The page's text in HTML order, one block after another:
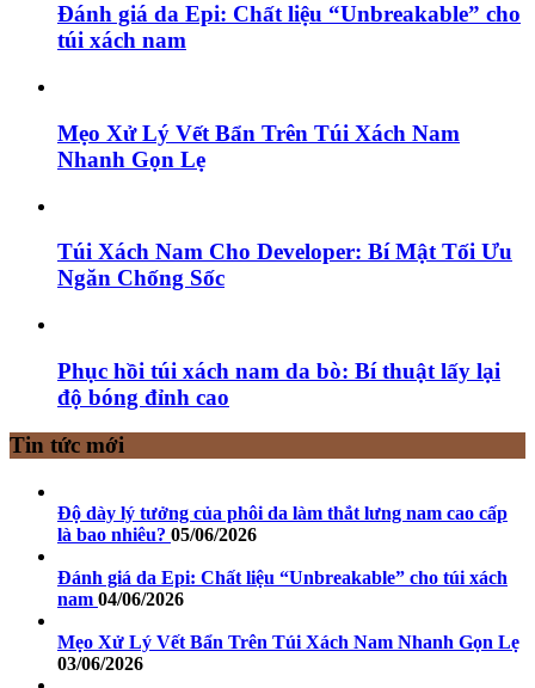
Đánh giá da Epi: Chất liệu “Unbreakable” cho
túi xách nam
Mẹo Xử Lý Vết Bẩn Trên Túi Xách Nam
Nhanh Gọn Lẹ
Túi Xách Nam Cho Developer: Bí Mật Tối Ưu
Ngăn Chống Sốc
Phục hồi túi xách nam da bò: Bí thuật lấy lại
độ bóng đỉnh cao
Tin tức mới
Độ dày lý tưởng của phôi da làm thắt lưng nam cao cấp
là bao nhiêu? 05/06/2026
Đánh giá da Epi: Chất liệu “Unbreakable” cho túi xách
nam 04/06/2026
Mẹo Xử Lý Vết Bẩn Trên Túi Xách Nam Nhanh Gọn Lẹ
03/06/2026